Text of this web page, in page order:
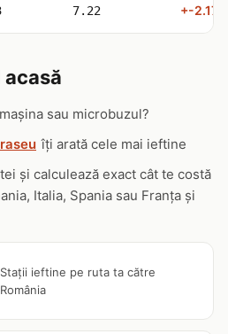
7.22 +-2.17
sau microbuzul?
îți arată cele mai ieftine
și calculează exact cât te costă
Italia, Spania sau Franța și
Stații ieftine pe ruta ta către
România